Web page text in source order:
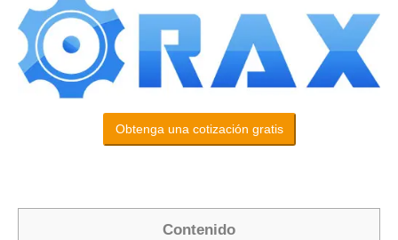
Obtenga una cotización gratis
Contenido